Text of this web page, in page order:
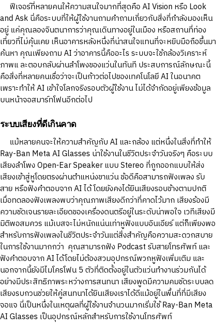
ฟีเจอร์ที่หลายคนให้ความสนใจมากที่สุดคือ AI Vision หรือ Look
and Ask นี่คือระบบที่ให้ผู้ใช้งานถามคำถามเกี่ยวกับสิ่งที่กำลังมองเห็น
อยู่ แค่คุณลองจินตนาการว่าคุณเดินทางอยู่ในเมือง หรือสถานที่ท่อง
เที่ยวที่ไม่คุ้นเคย เห็นอาคารหลังหนึ่งที่น่าสนใจแทนที่จะหยิบมือถือขึ้นมา
ค้นหา คุณเพียงถาม AI ว่าอาคารนี้คืออะไร ระบบจะใช้กล้องวิเคราะห์
ภาพแ ละตอบกลับผ่านลำโพงของแว่นในทันที ประสบการณ์ลักษณะนี้
คือสิ่งที่หลายคนเชื่อว่าจะเป็นก้าวต่อไปของเทคโนโลยี AI ในอนาคต
เพราะทำให้ AI เข้าใจโลกจริงรอบตัวผู้ใช้งาน ไม่ได้จำกัดอยู่เพียงข้อมูล
บนหน้าจอสมาร์ทโฟนอีกต่อไป
ระบบเสียงที่ดีเกินคาด
แม้หลายคนจะให้ความสำคัญกับ AI และกล้อง แต่หนึ่งในสิ่งที่ทำให้
Ray-Ban Meta AI Glasses น่าใช้งานในชีวิตประจำวันจริงๆ คือระบบ
เสียงลำโพง Open-Ear Speaker แบบ Stereo ที่ถูกออกแบบให้ส่ง
เสียงเข้าสู่หูโดยตรงผ่านตำแหน่งขาแว่น ข้อดีคือสามารถฟังเพลง รับ
สาย หรือฟังคำตอบจาก AI ได้ โดยยังคงได้ยินเสียงรอบข้างตามปกติ
เมื่อทดลองฟังเพลงพบว่าคุณภาพเสียงดีกว่าที่คาดไว้มาก เสียงร้องมี
ความชัดเจนรายละเอียดของเครื่องดนตรีอยู่ในระดับน่าพอใจ เวทีเสียงมี
มิติพอสมควร แม้เบสจะไม่หนักแน่นเท่าหูฟังแบบอินเอียร์ แต่ก็เพียงพอ
สำหรับการฟังเพลงในชีวิตประจำวันแต่สิ่งสำคัญคือความสะดวกสบาย
ในการใช้งานมากกว่า คุณสามารถฟัง Podcast รับสายโทรศัพท์ และ
ฟังคำตอบจาก AI ได้โดยไม่ต้องสวมอุปกรณ์พวกหูฟังเพิ่มเติม และ
นอกจากนี้ยังมีไมโครโฟน 5 ตัวที่ติดตั้งอยู่ในตัวแว่นทำงานร่วมกันได้
อย่างมีประสิทธิภาพระหว่างการสนทนา เสียงพูดมีความคมชัดระบบลด
เสียงรบกวนช่วยให้คู่สนทนาได้ยินเสียงเราได้ดีแม้อยู่ในพื้นที่ที่มีเสียง
จอแจ นี่เป็นหนึ่งในเหตุผลที่ผู้ใช้งานจำนวนมากเริ่มใช้ Ray-Ban Meta
AI Glasses เป็นอุปกรณ์หลักสำหรับการใช้งานโทรศัพท์